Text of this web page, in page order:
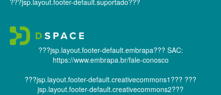
???jsp.layout.footer-default.suportado???
???jsp.layout.footer-default.embrapa??? SAC:
https://www.embrapa.br/fale-conosco
???jsp.layout.footer-default.creativecommons1??? ???
jsp.layout.footer-default.creativecommons2???